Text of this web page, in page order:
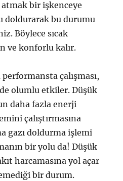
atmak bir işkenceye
doldurarak bu durumu
Böylece sıcak
ve konforlu kalır.
çalışması,
olumlu etkiler. Düşük
daha fazla enerji
çalıştırmasına
gazı doldurma işlemi
bir yolu da! Düşük
harcamasına yol açar
bir durum.